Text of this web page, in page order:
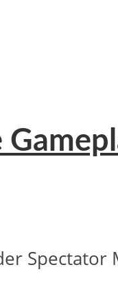
Spectator